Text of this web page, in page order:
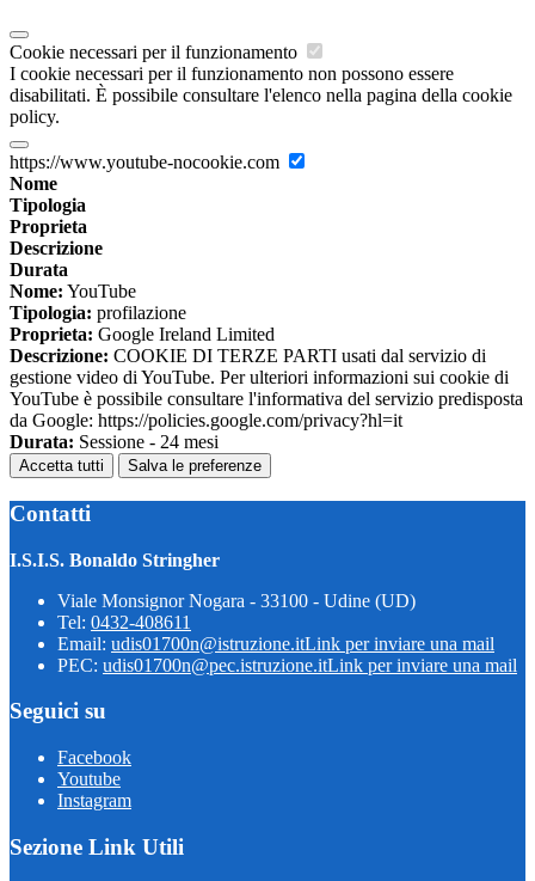
Cookie necessari per il funzionamento
I cookie necessari per il funzionamento non possono essere
disabilitati. È possibile consultare l'elenco nella pagina della cookie
policy.
https://www.youtube-nocookie.com
Nome
Tipologia
Proprieta
Descrizione
Durata
Nome: YouTube
Tipologia: profilazione
Proprieta: Google Ireland Limited
Descrizione: COOKIE DI TERZE PARTI usati dal servizio di
gestione video di YouTube. Per ulteriori informazioni sui cookie di
YouTube è possibile consultare l'informativa del servizio predisposta
da Google: https://policies.google.com/privacy?hl=it
Durata: Sessione - 24 mesi
Accetta tutti Salva le preferenze
Contatti
I.S.I.S. Bonaldo Stringher
Viale Monsignor Nogara - 33100 - Udine (UD)
Tel: 0432-408611
Email: udis01700n@istruzione.itLink per inviare una mail
PEC: udis01700n@pec.istruzione.itLink per inviare una mail
Seguici su
Facebook
Youtube
Instagram
Sezione Link Utili